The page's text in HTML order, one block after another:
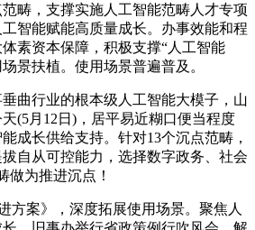
，支撑实施人工智能范畴人才专项
智能赋能高质量成长。办事效能和程
素资本保障，积极支撑“人工智能
景扶植。使用场景普遍普及。
行业的根本级人工智能大模子，山
(5月12日)，居平易近糊口便当程度
成长供给支持。针对13个沉点范畴，
自从可控能力，选择数字政务、社会
做为推进沉点！
案》，深度拓展使用场景。聚焦人